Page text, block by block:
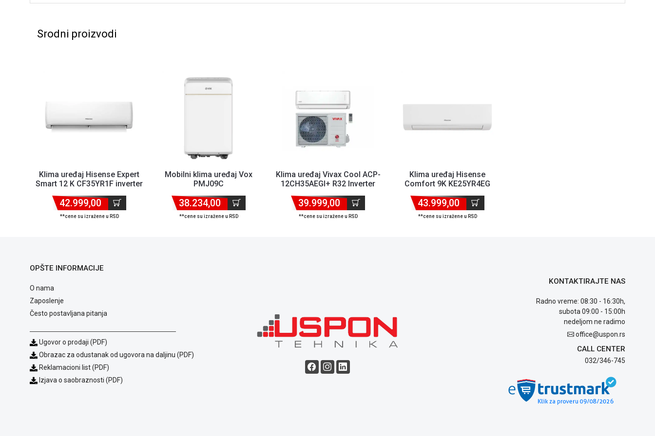
Srodni proizvodi
Klima uređaj Hisense Expert
Smart 12 K CF35YR1F inverter
42.999,00
**cene su izražene u RSD
Mobilni klima uređaj Vox
PMJ09C
38.234,00
**cene su izražene u RSD
Klima uređaj Vivax Cool ACP-
12CH35AEGI+ R32 Inverter
39.999,00
**cene su izražene u RSD
Klima uređaj Hisense
Comfort 9K KE25YR4EG
43.999,00
**cene su izražene u RSD
OPŠTE INFORMACIJE
O nama
Zaposlenje
Često postavljana pitanja
Ugovor o prodaji (PDF)
Obrazac za odustanak od ugovora na daljinu (PDF)
Reklamacioni list (PDF)
Izjava o saobraznosti (PDF)
KONTAKTIRAJTE NAS
Radno vreme: 08:30 - 16:30h,
subota 09:00 - 15:00h
nedeljom ne radimo
office@uspon.rs
CALL CENTER
032/346-745